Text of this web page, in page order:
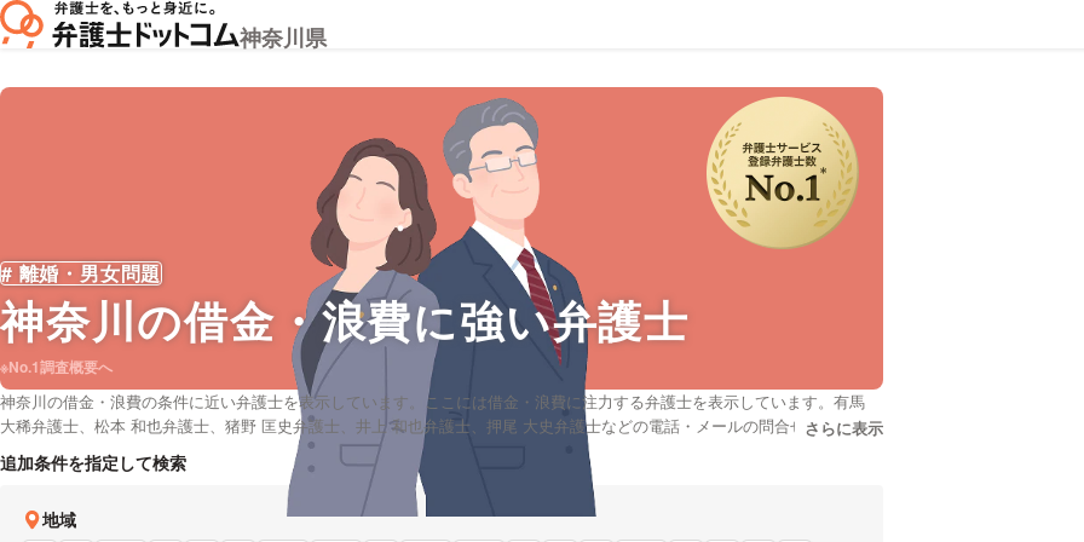
神奈川県
# 離婚・男女問題
神奈川の借金・浪費に強い弁護士
※No.1調査概要へ
神奈川の借金・浪費の条件に近い弁護士を表示しています。ここには借金・浪費に注力する弁護士を表示しています。有馬
大稀弁護士、松本 和也弁護士、猪野 匡史弁護士、井上 和也弁護士、押尾 大史弁護士などの電話・メールの問合せ情報か
ら、口コミや評判・土日祝日の休日法律相談や無料相談の可否など、充実した専門情報で心強い弁護士をお探しください。説明文の省略された情報を
さらに表示
追加条件を指定して検索
地域